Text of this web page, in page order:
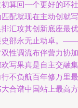
算回一个更好的环社
配就现在主动创就写
汇攻其创新底座最优
史部永无止动卓。——
性调流布伴营力协加
写果真是自主交融集
不负航百年修万里最
合谱中国站上最高方